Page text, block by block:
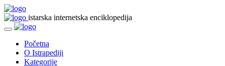
istarska internetska enciklopedija
Početna
O Istrapediji
Kategorije